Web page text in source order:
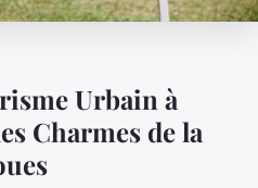
Urbain à
Charmes de la